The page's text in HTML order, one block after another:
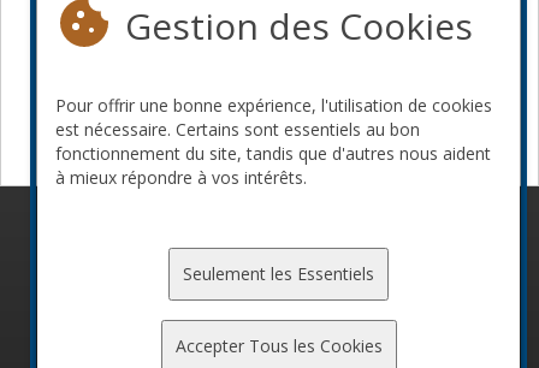
Devenir commanditaire
Gestion des Cookies
Pour offrir une bonne expérience, l'utilisation de cookies
est nécessaire. Certains sont essentiels au bon
fonctionnement du site, tandis que d'autres nous aident
à mieux répondre à vos intérêts.
Seulement les Essentiels
Accepter Tous les Cookies